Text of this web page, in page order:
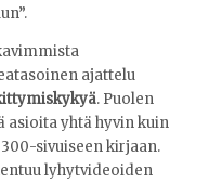
ajattelu
. Puolen
asioita yhtä hyvin kuin
sivuiseen kirjaan.
lyhytvideoiden